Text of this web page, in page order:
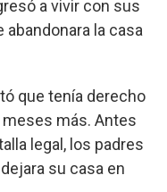
a vivir con sus
abandonara la casa
que tenía derecho
más. Antes
legal, los padres
su casa en